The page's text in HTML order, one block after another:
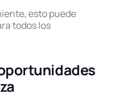
esto puede
todos los